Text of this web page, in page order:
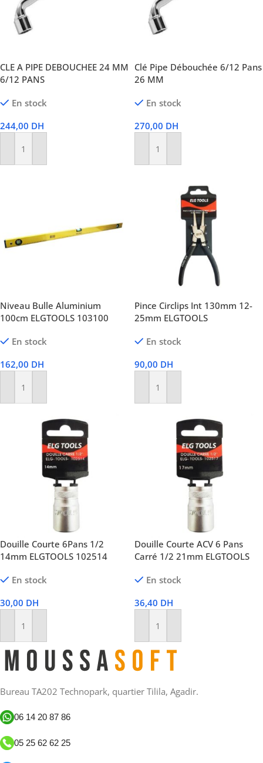
CLE A PIPE DEBOUCHEE 24 MM
6/12 PANS
En stock
244,00 DH
Ajouter Au Panier
Clé Pipe Débouchée 6/12 Pans
26 MM
En stock
270,00 DH
Ajouter Au Panier
Niveau Bulle Aluminium
100cm ELGTOOLS 103100
En stock
162,00 DH
Ajouter Au Panier
Pince Circlips Int 130mm 12-
25mm ELGTOOLS
En stock
90,00 DH
Ajouter Au Panier
Douille Courte 6Pans 1/2
14mm ELGTOOLS 102514
En stock
30,00 DH
Ajouter Au Panier
Douille Courte ACV 6 Pans
Carré 1/2 21mm ELGTOOLS
En stock
36,40 DH
Ajouter Au Panier
Bureau TA202 Technopark, quartier Tilila, Agadir.
06 14 20 87 86
05 25 62 62 25